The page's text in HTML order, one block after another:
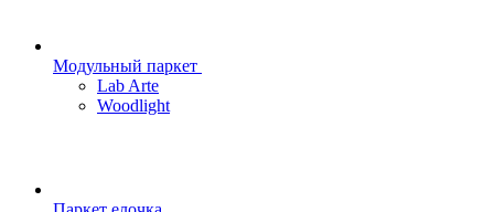
Модульный паркет
Lab Arte
Woodlight